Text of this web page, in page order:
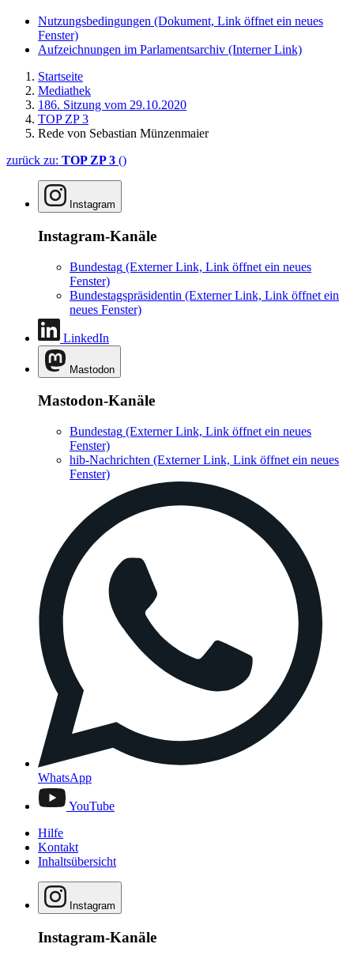
Nutzungsbedingungen (Dokument, Link öffnet ein neues
Fenster)
Aufzeichnungen im Parlamentsarchiv (Interner Link)
Startseite
Mediathek
186. Sitzung vom 29.10.2020
TOP ZP 3
Rede von Sebastian Münzenmaier
zurück zu: TOP ZP 3 ()
Instagram
Instagram-Kanäle
Bundestag (Externer Link, Link öffnet ein neues
Fenster)
Bundestagspräsidentin (Externer Link, Link öffnet ein
neues Fenster)
LinkedIn
Mastodon
Mastodon-Kanäle
Bundestag (Externer Link, Link öffnet ein neues
Fenster)
hib-Nachrichten (Externer Link, Link öffnet ein neues
Fenster)
WhatsApp
YouTube
Hilfe
Kontakt
Inhaltsübersicht
Instagram
Instagram-Kanäle